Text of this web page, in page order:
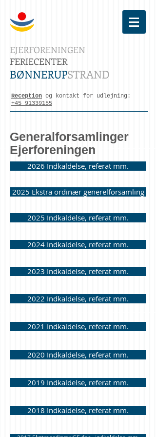
EJERFORENINGEN
FERIECENTER
BØNNERUPSTRAND
Reception og kontakt for udlejning:
+45 91339155
Generalforsamlinger
Ejerforeningen
2026 Indkaldelse, referat mm.
2025 Ekstra ordinær generelforsamling
2025 Indkaldelse, referat mm.
2024 Indkaldelse, referat mm.
2023 Indkaldelse, referat mm.
2022 Indkaldelse, referat mm.
2021 Indkaldelse, referat mm.
2020 Indkaldelse, referat mm.
2019 Indkaldelse, referat mm.
2018 Indkaldelse, referat mm.